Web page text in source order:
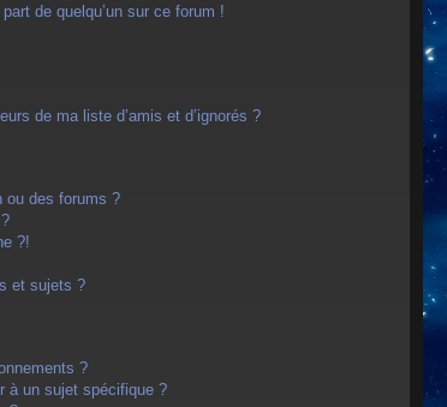
de quelqu’un sur ce forum !
de ma liste d’amis et d’ignorés ?
ou des forums ?
?!
et sujets ?
?
à un sujet spécifique ?